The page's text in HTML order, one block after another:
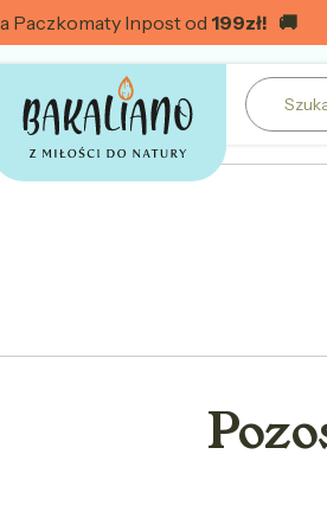
Paczkomaty Inpost od 199zł! 🚚